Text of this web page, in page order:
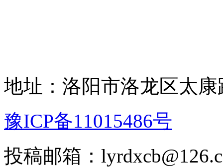
地址：洛阳市洛龙区太康
豫ICP备11015486号
投稿邮箱：